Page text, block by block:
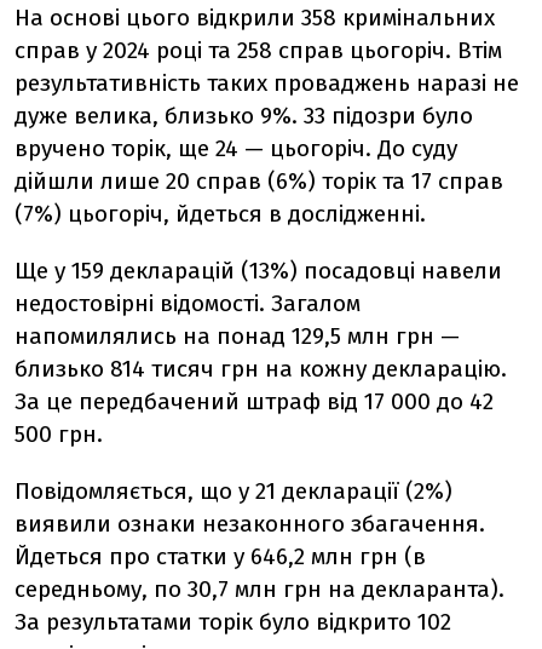
На основі цього відкрили 358 кримінальних
справ у 2024 році та 258 справ цьогоріч. Втім
результативність таких проваджень наразі не
дуже велика, близько 9%. 33 підозри було
вручено торік, ще 24 — цьогоріч. До суду
дійшли лише 20 справ (6%) торік та 17 справ
(7%) цьогоріч, йдеться в дослідженні.
Ще у 159 декларацій (13%) посадовці навели
недостовірні відомості. Загалом
напомилялись на понад 129,5 млн грн —
близько 814 тисяч грн на кожну декларацію.
За це передбачений штраф від 17 000 до 42
500 грн.
Повідомляється, що у 21 декларації (2%)
виявили ознаки незаконного збагачення.
Йдеться про статки у 646,2 млн грн (в
середньому, по 30,7 млн грн на декларанта).
За результатами торік було відкрито 102